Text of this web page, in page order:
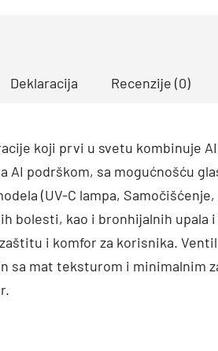
Deklaracija Recenzije (0)
koji prvi u svetu kombinuje
podrškom, sa mogućnošću
(UV-C lampa,
bolesti, kao i bronhijalnih
i komfor za korisnika.
sa mat teksturom i minimalnim